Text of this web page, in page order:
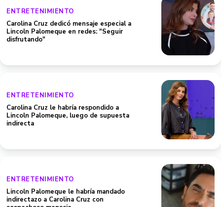
ENTRETENIMIENTO
Carolina Cruz dedicó mensaje especial a
Lincoln Palomeque en redes: "Seguir
disfrutando"
ENTRETENIMIENTO
Carolina Cruz le habría respondido a
Lincoln Palomeque, luego de supuesta
indirecta
ENTRETENIMIENTO
Lincoln Palomeque le habría mandado
indirectazo a Carolina Cruz con